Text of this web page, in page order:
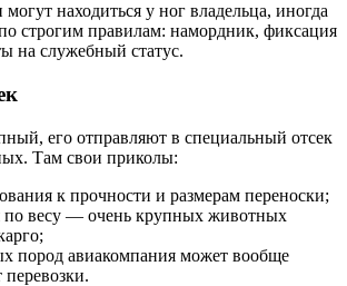
находиться у ног владельца, иногда
строгим правилам: намордник, фиксация
на служебный статус.
его отправляют в специальный отсек
Там свои приколы:
к прочности и размерам переноски;
по весу — очень крупных животных
пород авиакомпания может вообще
перевозки.